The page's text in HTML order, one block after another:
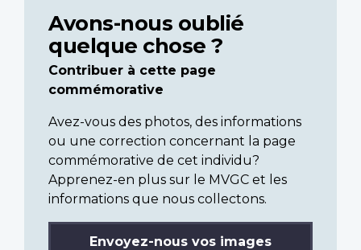
Avons-nous oublié
quelque chose ?
Contribuer à cette page
commémorative
Avez-vous des photos, des informations
ou une correction concernant la page
commémorative de cet individu?
Apprenez-en plus sur le MVGC et les
informations que nous collectons.
Envoyez-nous vos images